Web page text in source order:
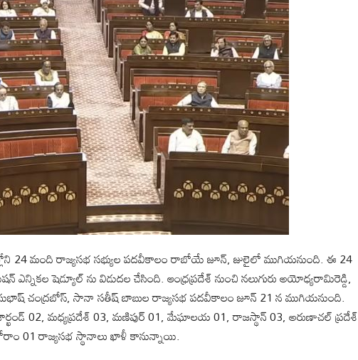
24 మంది రాజ్యసభ సభ్యుల పదవీకాలం రాబోయే జూన్, జులైలో ముగియనుంది. ఈ 24
ఎన్నికల షెడ్యూల్ ను విడుదల చేసింది. ఆంధ్రప్రదేశ్ నుంచి నలుగురు అయోధ్యరామిరెడ్డి,
చంద్రబోస్, సానా సతీష్ బాబుల రాజ్యసభ పదవీకాలం జూన్ 21 న ముగియనుంది.
02, మధ్యప్రదేశ్ 03, మణిపుర్ 01, మేఘాలయ 01, రాజస్థాన్ 03, అరుణాచల్ ప్రదేశ్
01 రాజ్యసభ స్థానాలు ఖాళీ కానున్నాయి.